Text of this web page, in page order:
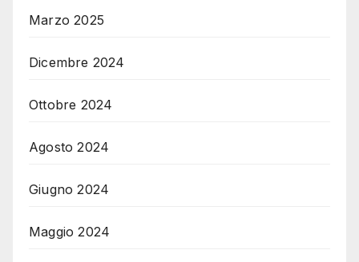
Marzo 2025
Dicembre 2024
Ottobre 2024
Agosto 2024
Giugno 2024
Maggio 2024